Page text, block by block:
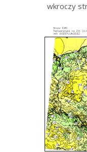
wkroczy